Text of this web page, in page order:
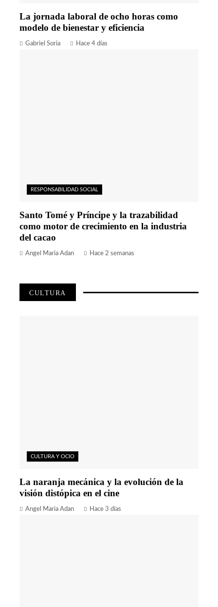
La jornada laboral de ocho horas como
modelo de bienestar y eficiencia
Gabriel Soria Hace 4 días
RESPONSABILIDAD SOCIAL
Santo Tomé y Príncipe y la trazabilidad
como motor de crecimiento en la industria
del cacao
Angel Maria Adan Hace 2 semanas
CULTURA
CULTURA Y OCIO
La naranja mecánica y la evolución de la
visión distópica en el cine
Angel Maria Adan Hace 3 días